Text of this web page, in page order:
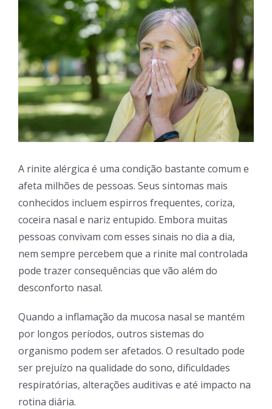
Larger
A rinite alérgica é uma condição bastante comum e
afeta milhões de pessoas. Seus sintomas mais
conhecidos incluem espirros frequentes, coriza,
coceira nasal e nariz entupido. Embora muitas
pessoas convivam com esses sinais no dia a dia,
nem sempre percebem que a rinite mal controlada
pode trazer consequências que vão além do
desconforto nasal.
Quando a inflamação da mucosa nasal se mantém
por longos períodos, outros sistemas do
organismo podem ser afetados. O resultado pode
ser prejuízo na qualidade do sono, dificuldades
respiratórias, alterações auditivas e até impacto na
rotina diária.